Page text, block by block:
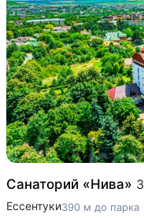
Санаторий «Нива» 3
Ессентуки390 м до парка